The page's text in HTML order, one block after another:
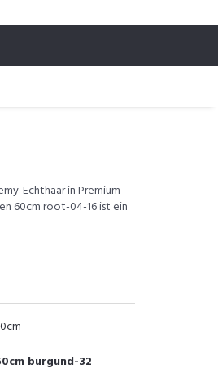
Echthaar in Premium-
60cm root-04-16 ist ein
burgund-32